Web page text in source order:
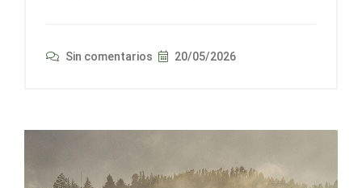
Sin comentarios 20/05/2026